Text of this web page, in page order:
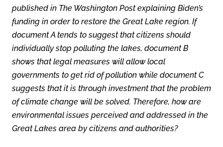
published in The Washington Post explaining Biden’s
funding in order to restore the Great Lake region. If
document A tends to suggest that citizens should
individually stop polluting the lakes, document B
shows that legal measures will allow local
governments to get rid of pollution while document C
suggests that it is through investment that the problem
of climate change will be solved. Therefore, how are
environmental issues perceived and addressed in the
Great Lakes area by citizens and authorities?